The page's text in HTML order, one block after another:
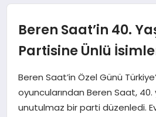
EKONOMI
SIYASET
Beren Saat’in 40.
Partisine Ünlü
Beren Saat’in Özel Günü
oyuncularından Beren Saat,
unutulmaz bir parti düzenledi.